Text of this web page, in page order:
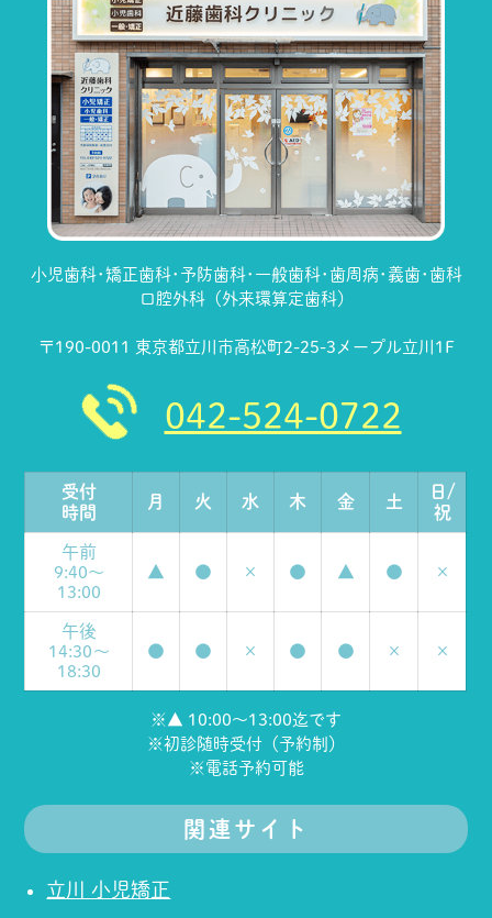
小児歯科･矯正歯科･予防歯科･一般歯科･歯周病･義歯･歯科
口腔外科（外来環算定歯科）
〒190-0011 東京都立川市高松町2-25-3メープル立川1F
042-524-0722
受付
時間
月 火 水 木 金 土
日/
祝
午前
9:40～
13:00
▲ ● × ● ▲ ● ×
午後
14:30～
18:30
● ● × ● ● × ×
※▲ 10:00～13:00迄です
※初診随時受付（予約制）
※電話予約可能
関連サイト
立川 小児矯正